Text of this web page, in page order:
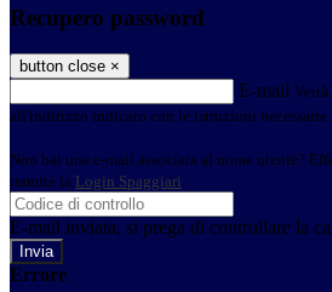
Recupero password
button close ×
E-mail
all'indirizzo indicato con le istruzioni necessarie.
Non hai una e-mail associata al nome utente?
tramite la Login Spaggiari
E-mail inviata, si prega di controllare la
Errore